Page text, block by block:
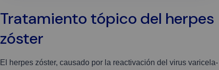
Tratamiento tópico del herpes
zóster
El herpes zóster, causado por la reactivación del virus varicela-